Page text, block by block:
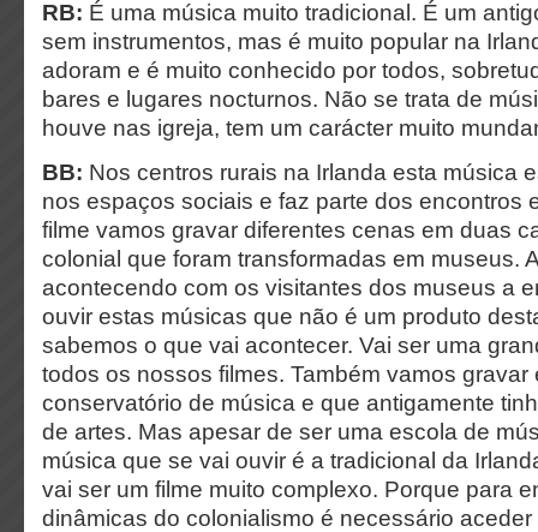
RB: É uma música muito tradicional. É um
sem instrumentos, mas é muito popular na
adoram e é muito conhecido por todos,
bares e lugares nocturnos. Não se trata de
houve nas igreja, tem um carácter muito
BB: Nos centros rurais na Irlanda esta música
nos espaços sociais e faz parte dos encontros
filme vamos gravar diferentes cenas em duas
colonial que foram transformadas em museus.
acontecendo com os visitantes dos museus a
ouvir estas músicas que não é um produto
sabemos o que vai acontecer. Vai ser uma
todos os nossos filmes. Também vamos gravar
conservatório de música e que antigamente
de artes. Mas apesar de ser uma escola de
música que se vai ouvir é a tradicional da
vai ser um filme muito complexo. Porque para
dinâmicas do colonialismo é necessário